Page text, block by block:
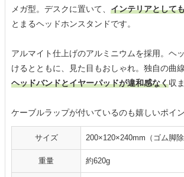
メガ型。デスクに置いて、 インテリアとして
とまるヘッドホンスタンドです。
アルマイト仕上げのアルミニウムを採用。ヘ
けるとともに、見た目もおしゃれ。独自の曲
ヘッドバンドとイヤーパッドが違和感なく収
ケーブルラップが付いているのも嬉しいポイン
サイズ 200×120×240mm（ゴム脚除
重量 約620g